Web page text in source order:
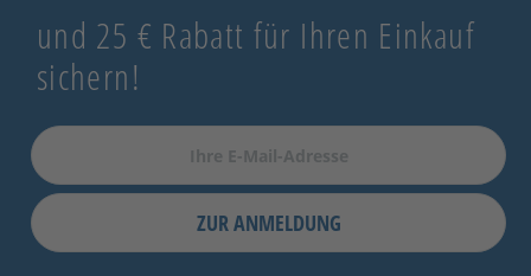
und 25 € Rabatt für Ihren Einkauf
sichern!
ZUR ANMELDUNG